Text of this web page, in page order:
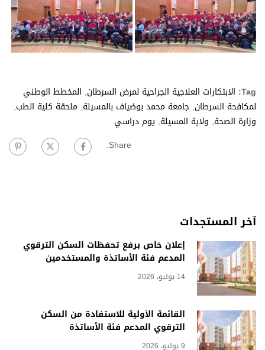
Tag: الابتكارات العلاجية الجراحية لمرض السرطان, المخطط الوطني
لمكافحة السرطان, جامعة محمد بوضياف بالمسيلة, ملحقة كلية الطب,
وزارة الصحة, ولاية المسيلة, يوم دراسي
Share:
آخر المستجدات
إعلان خاص برفع تحفظات السكن الترقوي
المدعم فئة الأساتذة والمستخدمين
14 يوليو، 2026
القائمة الأولية للاستفادة من السكن
الترقوي المدعم فئة الأساتذة
9 يوليو، 2026